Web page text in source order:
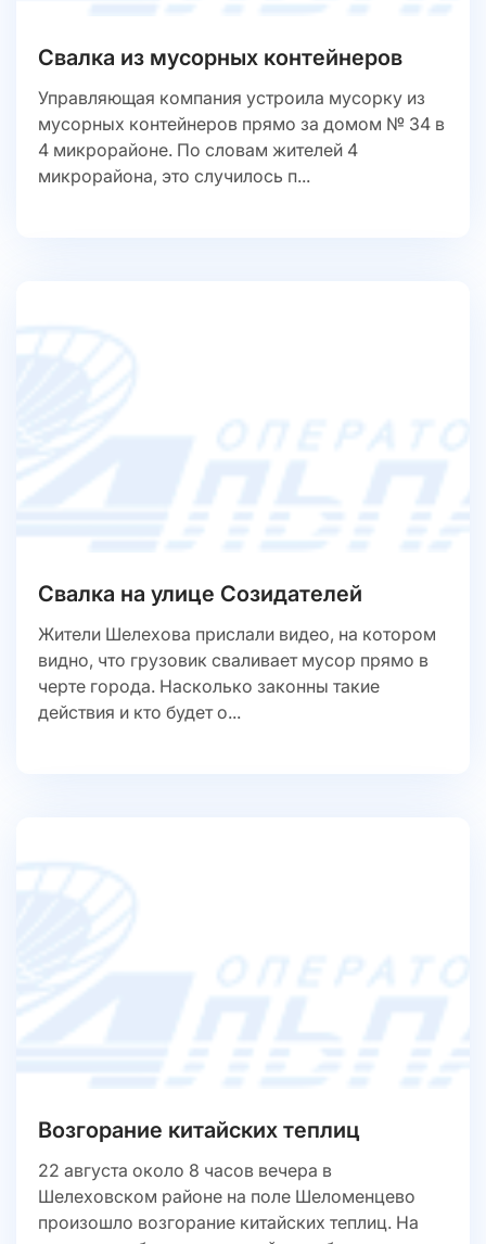
Свалка из мусорных контейнеров
Управляющая компания устроила мусорку из
мусорных контейнеров прямо за домом № 34 в
4 микрорайоне. По словам жителей 4
микрорайона, это случилось п...
Свалка на улице Созидателей
Жители Шелехова прислали видео, на котором
видно, что грузовик сваливает мусор прямо в
черте города. Насколько законны такие
действия и кто будет о...
Возгорание китайских теплиц
22 августа около 8 часов вечера в
Шелеховском районе на поле Шеломенцево
произошло возгорание китайских теплиц. На